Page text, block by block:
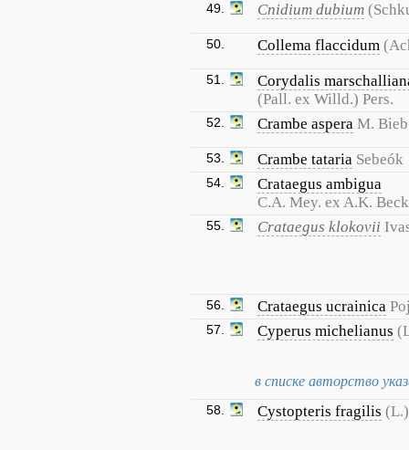
49. Cnidium dubium
50. Collema flaccidum
51.
Corydalis
(Pall. ex Willd.) Pers.
52. Crambe aspera M.
53. Crambe tataria Sebeók
54.
Crataegus ambigua
C.A. Mey. ex A.K.
55. Crataegus klokovii
56. Crataegus ucrainica
57. Cyperus michelianus
в списке авторство
58. Cystopteris fragilis